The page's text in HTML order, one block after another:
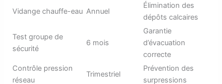
Vidange chauffe-eau Annuel
Élimination des
dépôts calcaires
Test groupe de
sécurité
6 mois
Garantie
d’évacuation
correcte
Contrôle pression
réseau
Trimestriel
Prévention des
surpressions